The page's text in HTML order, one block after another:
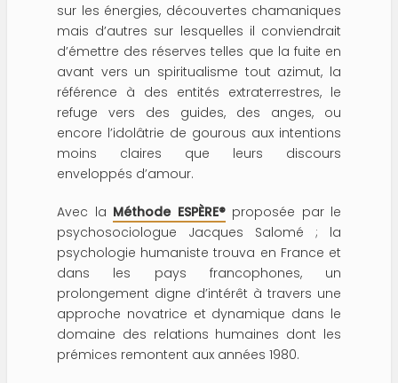
sur les énergies, découvertes chamaniques
mais d’autres sur lesquelles il conviendrait
d’émettre des réserves telles que la fuite en
avant vers un spiritualisme tout azimut, la
référence à des entités extraterrestres, le
refuge vers des guides, des anges, ou
encore l’idolâtrie de gourous aux intentions
moins claires que leurs discours
enveloppés d’amour.
Avec la Méthode ESPÈRE®proposée par le
psychosociologue Jacques Salomé ; la
psychologie humaniste trouva en France et
dans les pays francophones, un
prolongement digne d’intérêt à travers une
approche novatrice et dynamique dans le
domaine des relations humaines dont les
prémices remontent aux années 1980.